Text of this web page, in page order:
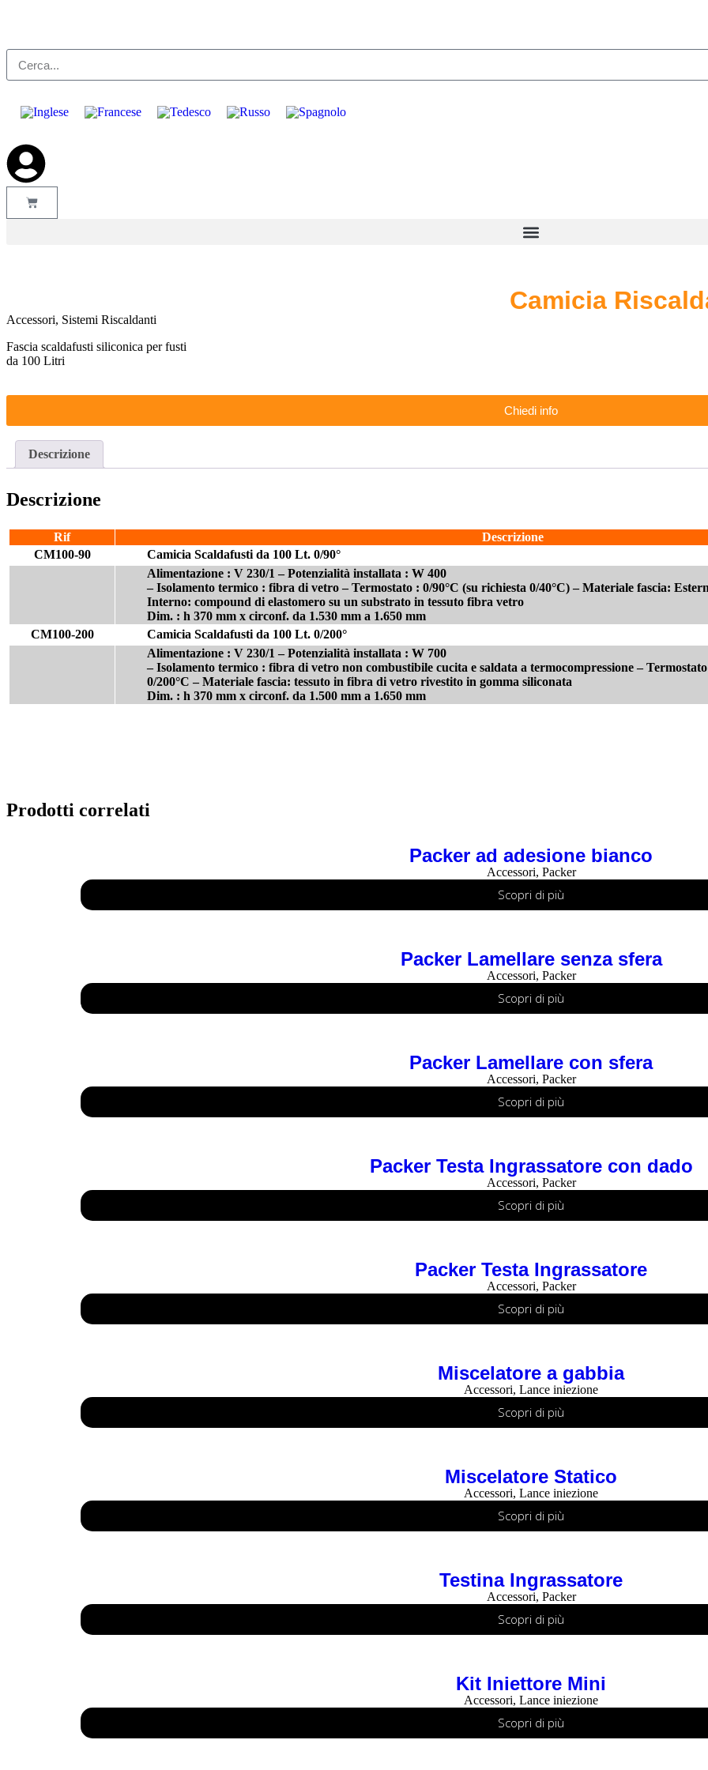
Camicia
Accessori, Sistemi Riscaldanti
Fascia scaldafusti siliconica per fusti
da 100 Litri
Chiedi info
Descrizione
Descrizione
Rif
Descrizione
CM100-90
Camicia Scaldafusti da 100 Lt. 0/90°
Alimentazione : V 230/1 – Potenzialità installata : W 400
– Isolamento termico : fibra di vetro – Termostato : 0/90°C (su richiesta 0/40°C) – Materiale fascia:
Interno: compound di elastomero su un substrato in tessuto fibra vetro
Dim. : h 370 mm x circonf. da 1.530 mm a 1.650 mm
CM100-200
Camicia Scaldafusti da 100 Lt. 0/200°
Alimentazione : V 230/1 – Potenzialità installata : W 700
– Isolamento termico : fibra di vetro non combustibile cucita e saldata a termocompressione –
0/200°C – Materiale fascia: tessuto in fibra di vetro rivestito in gomma siliconata
Dim. : h 370 mm x circonf. da 1.500 mm a 1.650 mm
Prodotti correlati
Packer ad adesione bianco
Accessori, Packer
Scopri di più
Packer Lamellare senza sfera
Accessori, Packer
Scopri di più
Packer Lamellare con sfera
Accessori, Packer
Scopri di più
Packer Testa Ingrassatore con dado
Accessori, Packer
Scopri di più
Packer Testa Ingrassatore
Accessori, Packer
Scopri di più
Miscelatore a gabbia
Accessori, Lance iniezione
Scopri di più
Miscelatore Statico
Accessori, Lance iniezione
Scopri di più
Testina Ingrassatore
Accessori, Packer
Scopri di più
Kit Iniettore Mini
Accessori, Lance iniezione
Scopri di più